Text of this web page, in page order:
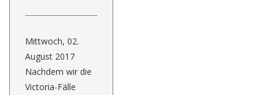
Mittwoch, 02.
August 2017
Nachdem wir die
Victoria-Fälle